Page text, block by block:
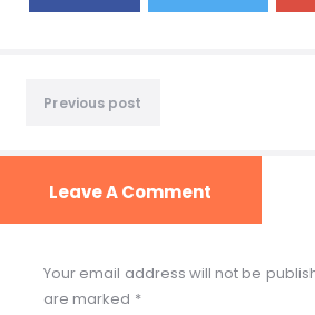
Previous post
Leave A Comment
Your email address will not be
are marked *